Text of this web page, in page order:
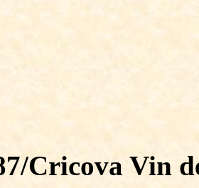
Cricova Vin